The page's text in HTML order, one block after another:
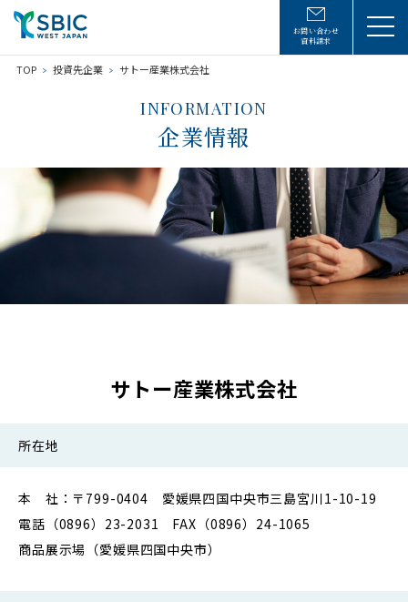
お問い合わせ
資料請求
TOP 投資先企業 サトー産業株式会社
INFORMATION
企業情報
サトー産業株式会社
所在地
本 社：〒799-0404 愛媛県四国中央市三島宮川1-10-19
電話（0896）23-2031 FAX（0896）24-1065
商品展示場（愛媛県四国中央市）